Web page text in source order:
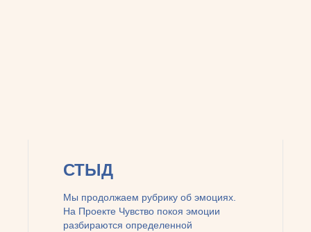
СТЫД
Мы продолжаем рубрику об эмоциях.
На Проекте Чувство покоя эмоции
разбираются определенной